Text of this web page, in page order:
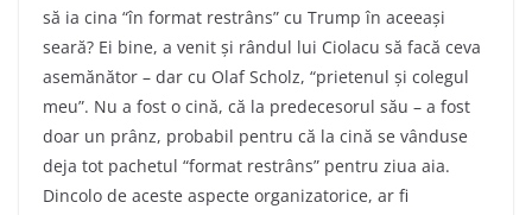
să ia cina “în format restrâns” cu Trump în aceeași
seară? Ei bine, a venit și rândul lui Ciolacu să facă ceva
asemănător – dar cu Olaf Scholz, “prietenul și colegul
meu”. Nu a fost o cină, că la predecesorul său – a fost
doar un prânz, probabil pentru că la cină se vânduse
deja tot pachetul “format restrâns” pentru ziua aia.
Dincolo de aceste aspecte organizatorice, ar fi